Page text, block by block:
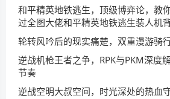
和平精英地铁逃生，顶级博弈论，教
过全图大佬和平精英地铁逃生装人机
轮转风吟后的现实痛楚，双重漫游骑
逆战机枪王者之争，RPK与PKM深度
节奏
逆战空明大叔空间，时光深处的热血